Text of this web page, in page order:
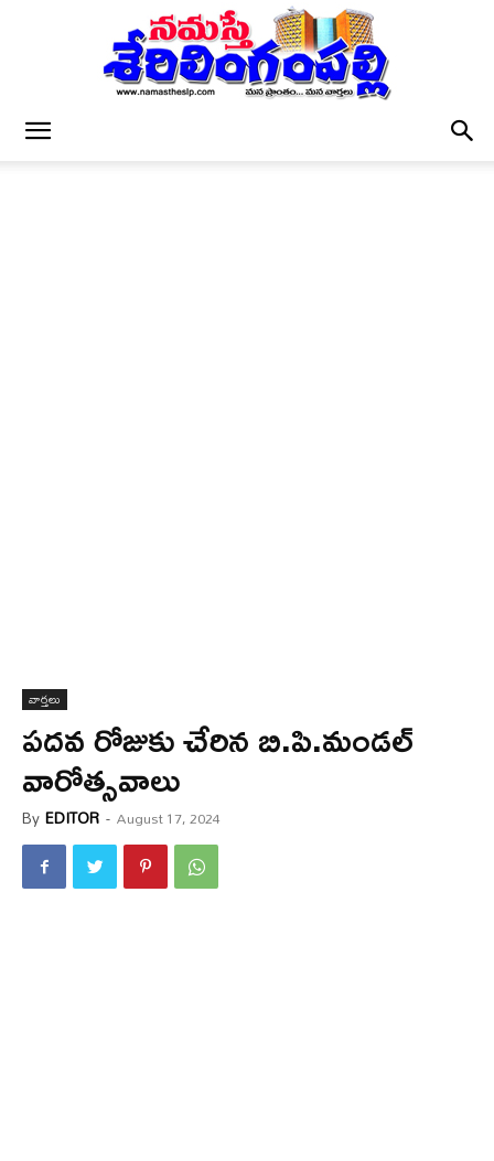
వార్త‌లు
పదవ రోజుకు చేరిన బి.పి.మండల్
వారోత్సవాలు
ByEDITOR - August 17, 2024